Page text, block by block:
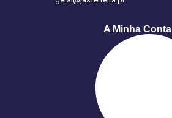
A Minha Conta